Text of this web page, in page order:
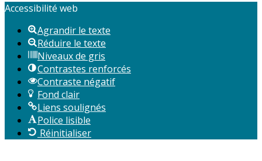
Accessibilité web
Agrandir le texte
Réduire le texte
Niveaux de gris
Contrastes renforcés
Contraste négatif
Fond clair
Liens soulignés
Police lisible
Réinitialiser